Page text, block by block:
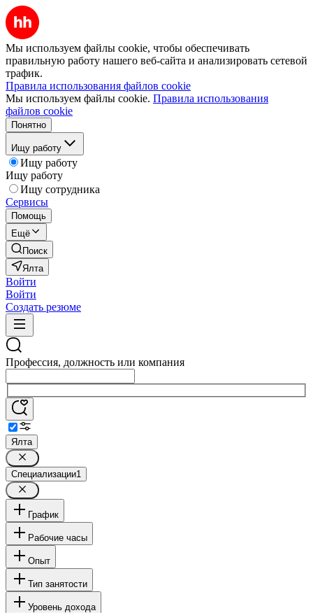
Мы используем файлы cookie, чтобы обеспечивать
правильную работу нашего веб-сайта и анализировать сетевой
трафик.
Правила использования файлов cookie
Мы используем файлы cookie. Правила использования
файлов cookie
Понятно
Ищу работу
Ищу работу
Ищу работу
Ищу сотрудника
Сервисы
Помощь
Ещё
Поиск
Ялта
Войти
Войти
Создать резюме
Профессия, должность или компания
Ялта
Специализации1
График
Рабочие часы
Опыт
Тип занятости
Уровень дохода